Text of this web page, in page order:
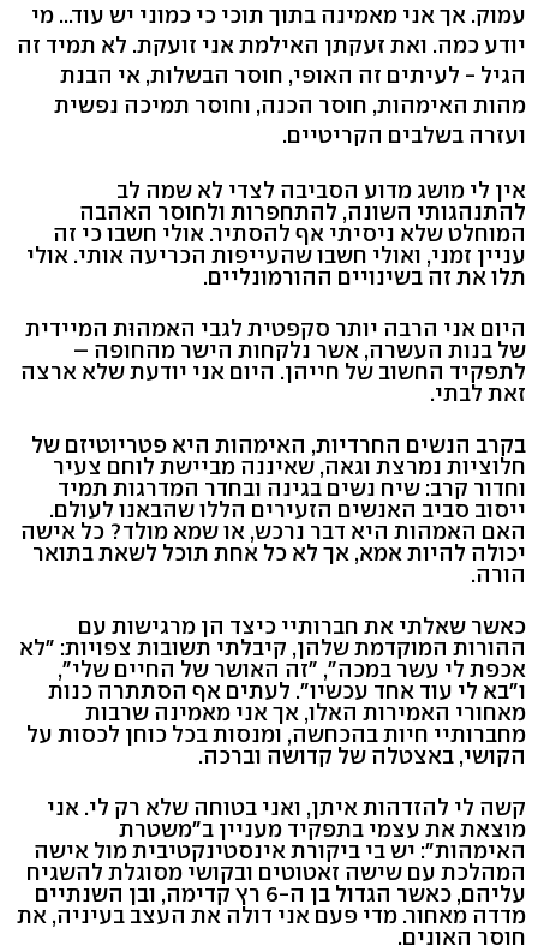
עמוק. אך אני מאמינה בתוך תוכי כי כמוני יש עוד... מי
יודע כמה. ואת זעקתן האילמת אני זועקת. לא תמיד זה
הגיל - לעיתים זה האופי, חוסר הבשלות, אי הבנת
מהות האימהות, חוסר הכנה, וחוסר תמיכה נפשית
ועזרה בשלבים הקריטיים.
אין לי מושג מדוע הסביבה לצדי לא שמה לב
להתנהגותי השונה, להתחפרות ולחוסר האהבה
המוחלט שלא ניסיתי אף להסתיר. אולי חשבו כי זה
עניין זמני, ואולי חשבו שהעייפות הכריעה אותי. אולי
תלו את זה בשינויים ההורמונליים.
היום אני הרבה יותר סקפטית לגבי האמהוּת המיידית
של בנות העשרה, אשר נלקחות הישר מהחופה –
לתפקיד החשוב של חייהן. היום אני יודעת שלא ארצה
זאת לבתי.
בקרב הנשים החרדיות, האימהות היא פטריוטיזם של
חלוציות נמרצת וגאה, שאיננה מביישת לוחם צעיר
וחדור קרב: שיח נשים בגינה ובחדר המדרגות תמיד
ייסוב סביב האנשים הזעירים הללו שהבאנו לעולם.
האם האמהות היא דבר נרכש, או שמא מולד? כל אישה
יכולה להיות אמא, אך לא כל אחת תוכל לשאת בתואר
הורה.
כאשר שאלתי את חברותיי כיצד הן מרגישות עם
ההורות המוקדמת שלהן, קיבלתי תשובות צפויות: "לא
אכפת לי עשר במכה", "זה האושר של החיים שלי",
ו"בא לי עוד אחד עכשיו". לעתים אף הסתתרה כנות
מאחורי האמירות האלו, אך אני מאמינה שרבות
מחברותיי חיות בהכחשה, ומנסות בכל כוחן לכסות על
הקושי, באצטלה של קדושה וברכה.
קשה לי להזדהות איתן, ואני בטוחה שלא רק לי. אני
מוצאת את עצמי בתפקיד מעניין ב"משטרת
האימהות": יש בי ביקורת אינסטינקטיבית מול אישה
המהלכת עם שישה זאטוטים ובקושי מסוגלת להשגיח
עליהם, כאשר הגדול בן ה-6 רץ קדימה, ובן השנתיים
מדדה מאחור. מדי פעם אני דולה את העצב בעיניה, את
חוסר האונים.